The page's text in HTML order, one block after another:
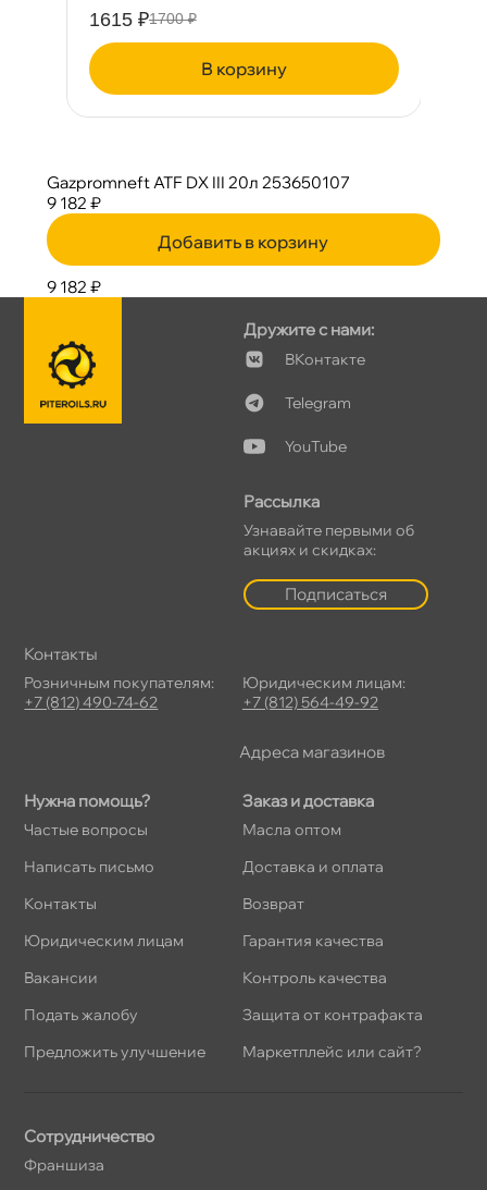
1615 ₽1700 ₽
корзину
Gazpromneft ATF DX III 20л 253650107
9 182 ₽
Добавить в корзину
9 182 ₽
Нужна помощь?
Частые вопросы
Написать письмо
Контакты
Юридическим лицам
акансии
Подать жалобу
Предложить улучшение
Заказ и доставка
Масла оптом
Доставка и оплата
озврат
Гарантия качества
Контроль качества
Защита от контрафакта
Маркетплейс или сайт?
Дружите с нами:
Контакте
Telegram
YouTube
Рассылка
Узнавайте первыми о
акциях и скидках:
Подписаться
Сотрудничество
Франшиза
Контакты
Розничным покупателям:
+7 (812) 490-74-62
Юридическим лицам:
+7 (812) 564-49-92
Адреса магазино